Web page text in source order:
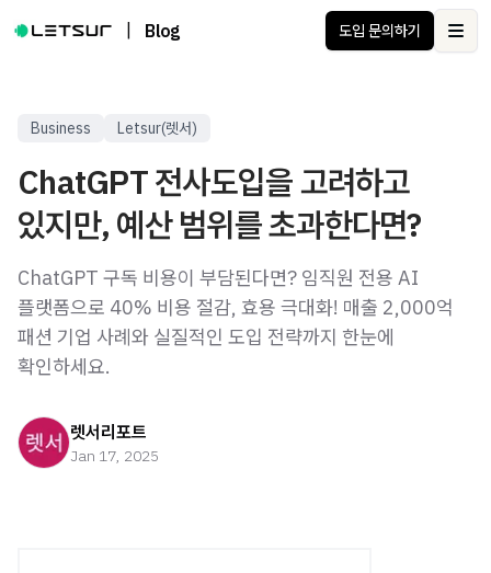
Blog 도입 문의하기
Business Letsur(렛서)
ChatGPT 전사도입을 고려하고
있지만, 예산 범위를 초과한다면?
ChatGPT 구독 비용이 부담된다면? 임직원 전용 AI
플랫폼으로 40% 비용 절감, 효용 극대화! 매출 2,000억
패션 기업 사례와 실질적인 도입 전략까지 한눈에
확인하세요.
렛서리포트
Jan 17, 2025